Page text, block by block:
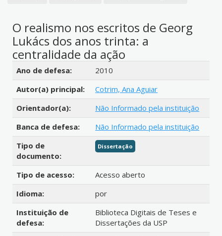
O realismo nos escritos de Georg
Lukács dos anos trinta: a
centralidade da ação
Detalhes bibliográficos
Ano de defesa:
2010
Autor(a) principal:
Cotrim, Ana Aguiar
Orientador(a):
Não Informado pela instituição
Banca de defesa:
Não Informado pela instituição
Tipo de
documento:
Dissertação
Tipo de acesso:
Acesso aberto
Idioma:
por
Instituição de
defesa:
Biblioteca Digitais de Teses e
Dissertações da USP